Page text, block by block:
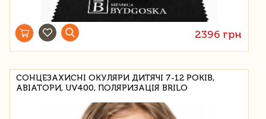
2396 грн
СОНЦЕЗАХИСНІ ОКУЛЯРИ ДИТЯЧІ 7-12 РОКІВ,
АВІАТОРИ, UV400, ПОЛЯРИЗАЦІЯ BRILO